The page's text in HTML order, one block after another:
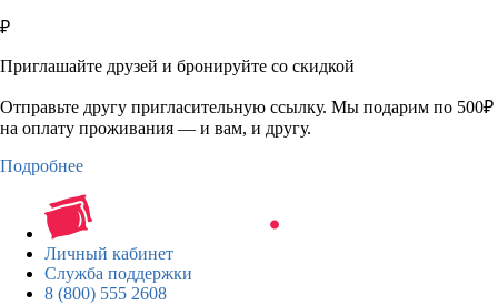
₽
Приглашайте друзей и бронируйте со скидкой
Отправьте другу пригласительную ссылку. Мы подарим по 500₽
на оплату проживания — и вам, и другу.
Подробнее
Личный кабинет
Служба поддержки
8 (800) 555 2608